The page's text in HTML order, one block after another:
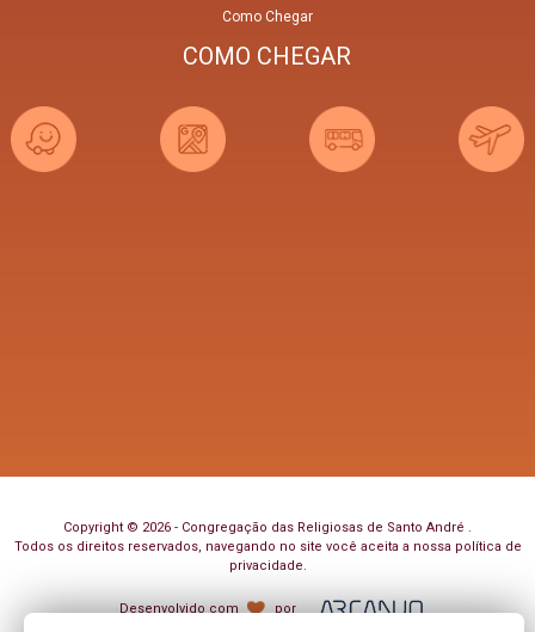
Como Chegar
COMO CHEGAR
Copyright © 2026 - Congregação das Religiosas de Santo André .
Todos os direitos reservados, navegando no site você aceita a nossa política de
privacidade.
Desenvolvido com por